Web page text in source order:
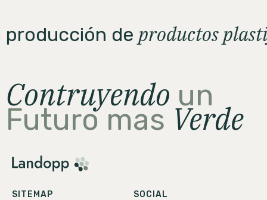
producción deproductos
Contruyendo un
Futuro mas Verde
SITEMAP SOCIAL